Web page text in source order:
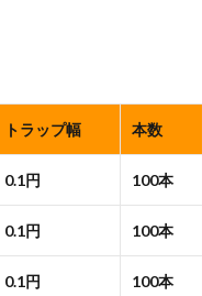
トラップ幅 本数
0.1円 100本
0.1円 100本
0.1円 100本